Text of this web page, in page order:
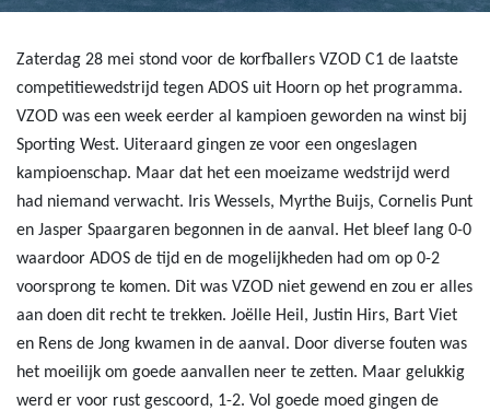
Zaterdag 28 mei stond voor de korfballers VZOD C1 de laatste
competitiewedstrijd tegen ADOS uit Hoorn op het programma.
VZOD was een week eerder al kampioen geworden na winst bij
Sporting West. Uiteraard gingen ze voor een ongeslagen
kampioenschap. Maar dat het een moeizame wedstrijd werd
had niemand verwacht. Iris Wessels, Myrthe Buijs, Cornelis Punt
en Jasper Spaargaren begonnen in de aanval. Het bleef lang 0-0
waardoor ADOS de tijd en de mogelijkheden had om op 0-2
voorsprong te komen. Dit was VZOD niet gewend en zou er alles
aan doen dit recht te trekken. Joëlle Heil, Justin Hirs, Bart Viet
en Rens de Jong kwamen in de aanval. Door diverse fouten was
het moeilijk om goede aanvallen neer te zetten. Maar gelukkig
werd er voor rust gescoord, 1-2. Vol goede moed gingen de